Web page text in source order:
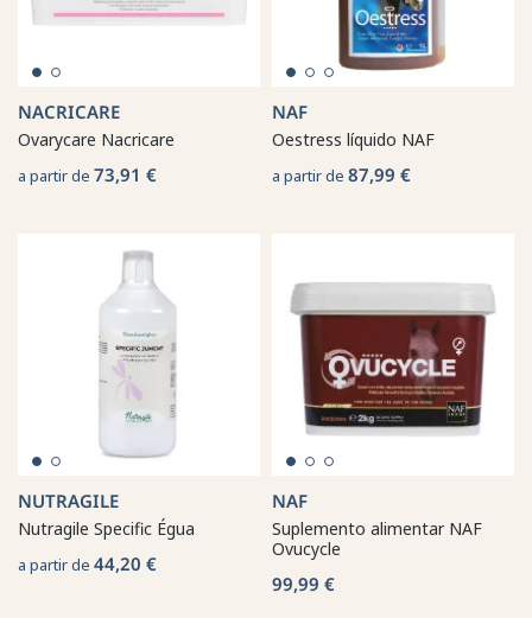
NACRICARE
Ovarycare Nacricare
a partir de 73,91 €
NAF
Oestress líquido NAF
a partir de 87,99 €
NUTRAGILE
Nutragile Specific Égua
a partir de 44,20 €
NAF
Suplemento alimentar NAF
Ovucycle
99,99 €